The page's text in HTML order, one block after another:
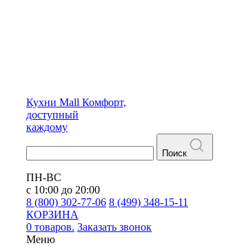
Кухни Mall Комфорт,
доступный
каждому
Поиск
ПН-ВС
с 10:00 до 20:00
8 (800) 302-77-06 8 (499) 348-15-11
КОРЗИНА
0 товаров. Заказать звонок
Меню